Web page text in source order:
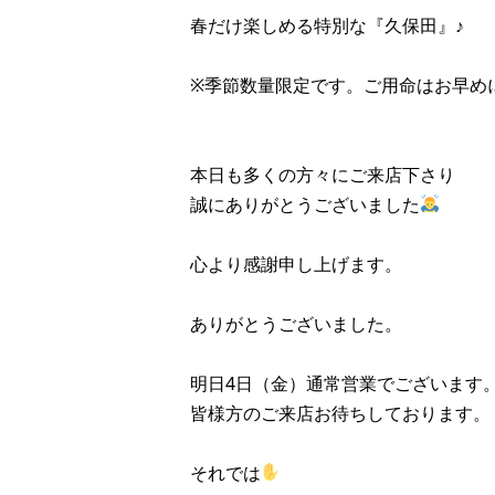
春だけ楽しめる特別な『久保田』♪
※季節数量限定です。ご用命はお早め
本日も多くの方々にご来店下さり
誠にありがとうございました
心より感謝申し上げます。
ありがとうございました。
明日4日（金）通常営業でございます。
皆様方のご来店お待ちしております。
それでは